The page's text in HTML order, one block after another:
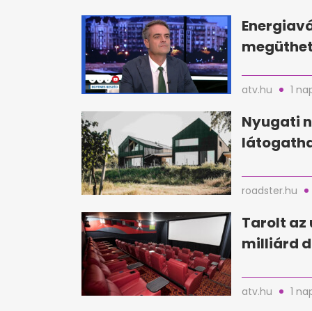
atv.hu 1
Nyugati
roadster.hu
Tarolt az
milliárd
atv.hu 1